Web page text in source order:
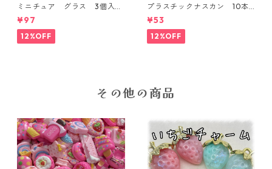
ミニチュア グラス 3個入り
【MNT-GLS-3P-01】
¥97
12%OFF
プラスチックナスカン 10本
入り【PK-10】
¥53
12%OFF
その他の商品